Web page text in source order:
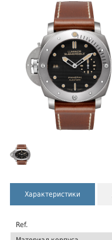
Характеристики
Ref.